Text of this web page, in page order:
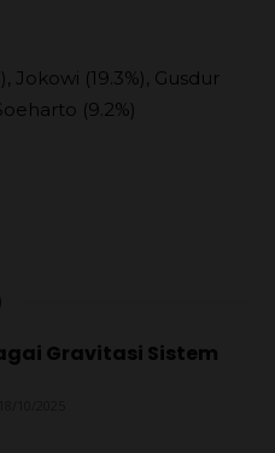
Jokowi (19.3%), Gusdur
(9.2%)
Gravitasi Sistem